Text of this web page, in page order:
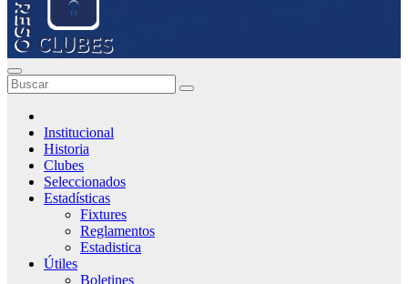
Institucional
Historia
Clubes
Seleccionados
Estadísticas
Fixtures
Reglamentos
Estadistica
Útiles
Boletines